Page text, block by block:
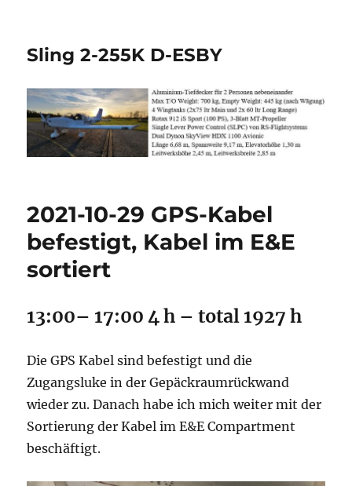
Sling 2-255K D-ESBY
2021-10-29 GPS-Kabel
befestigt, Kabel im E&E
sortiert
13:00– 17:00 4 h – total 1927 h
Die GPS Kabel sind befestigt und die
Zugangsluke in der Gepäckraumrückwand
wieder zu. Danach habe ich mich weiter mit der
Sortierung der Kabel im E&E Compartment
beschäftigt.